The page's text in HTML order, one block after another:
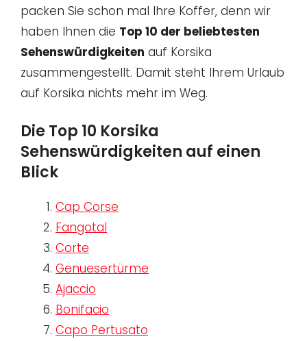
packen Sie schon mal Ihre Koffer, denn wir
haben Ihnen die Top 10 der beliebtesten
Sehenswürdigkeiten auf Korsika
zusammengestellt. Damit steht Ihrem Urlaub
auf Korsika nichts mehr im Weg.
Die Top 10 Korsika
Sehenswürdigkeiten auf einen
Blick
Cap Corse
Fangotal
Corte
Genuesertürme
Ajaccio
Bonifacio
Capo Pertusato